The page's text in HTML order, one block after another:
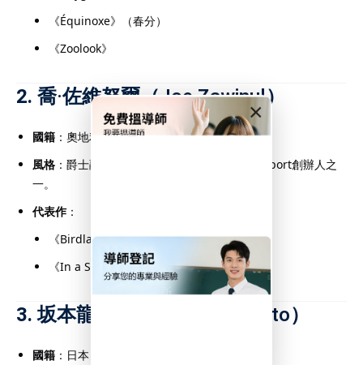
績。選擇合適的
DSE補
的重要保障。
×
《Équinoxe》（春分）
《Zoolook》
2. 喬·佐維努爾（Joe Zawinul）
國籍 ：奧地利/美國
風格 ：爵士融合（Jazz Fusion），Weather Report創辦人之
一。
代表作：
《Birdland》（與Weather Report）
《In a Silent Way》（與Miles Davis）
3.坂本龍一（Ryuichi Sakamoto）
國籍 ：日本